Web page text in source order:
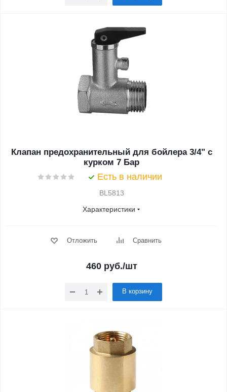
Клапан предохранительный для бойлера 3/4" с
курком 7 Бар
Есть в наличии
BL5813
Характеристики
Отложить Сравнить
460 руб./шт
В корзину